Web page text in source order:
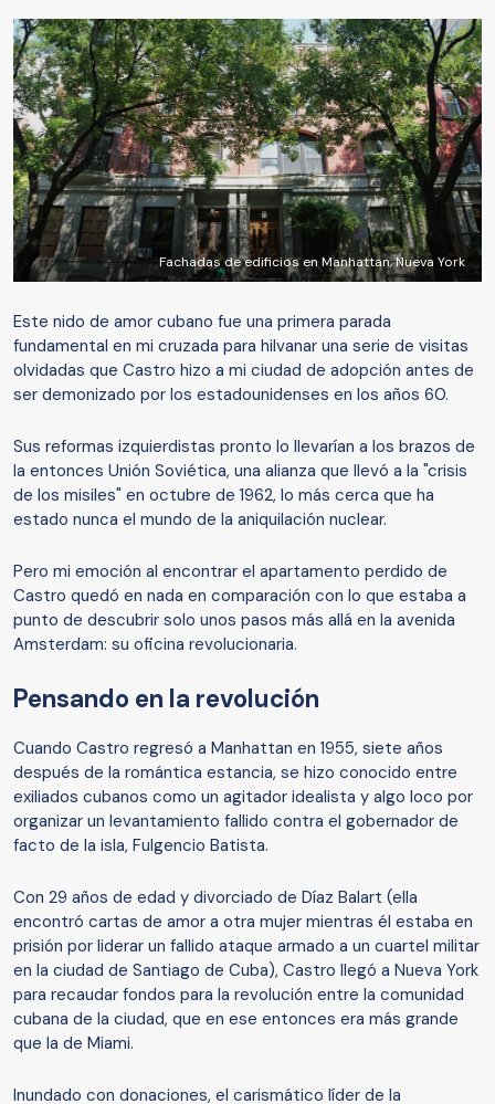
Fachadas de edificios en Manhattan, Nueva York
Este nido de amor cubano fue una primera parada
fundamental en mi cruzada para hilvanar una serie de visitas
olvidadas que Castro hizo a mi ciudad de adopción antes de
ser demonizado por los estadounidenses en los años 60.
Sus reformas izquierdistas pronto lo llevarían a los brazos de
la entonces Unión Soviética, una alianza que llevó a la "crisis
de los misiles" en octubre de 1962, lo más cerca que ha
estado nunca el mundo de la aniquilación nuclear.
Pero mi emoción al encontrar el apartamento perdido de
Castro quedó en nada en comparación con lo que estaba a
punto de descubrir solo unos pasos más allá en la avenida
Amsterdam: su oficina revolucionaria.
Pensando en la revolución
Cuando Castro regresó a Manhattan en 1955, siete años
después de la romántica estancia, se hizo conocido entre
exiliados cubanos como un agitador idealista y algo loco por
organizar un levantamiento fallido contra el gobernador de
facto de la isla, Fulgencio Batista.
Con 29 años de edad y divorciado de Díaz Balart (ella
encontró cartas de amor a otra mujer mientras él estaba en
prisión por liderar un fallido ataque armado a un cuartel militar
en la ciudad de Santiago de Cuba), Castro llegó a Nueva York
para recaudar fondos para la revolución entre la comunidad
cubana de la ciudad, que en ese entonces era más grande
que la de Miami.
Inundado con donaciones, el carismático líder de la